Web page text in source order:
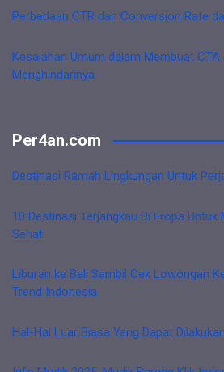
Perbedaan CTR dan Conversion Rate
Kesalahan Umum dalam Membuat CTA
Menghindarinya
Per4an.com
Destinasi Ramah Lingkungan Untuk
10 Destinasi Terjangkau Di Eropa Untuk
Sehat
Liburan ke Bali Sambil Cek Lowongan
Trend Indonesia
Hal-Hal Luar Biasa Yang Dapat